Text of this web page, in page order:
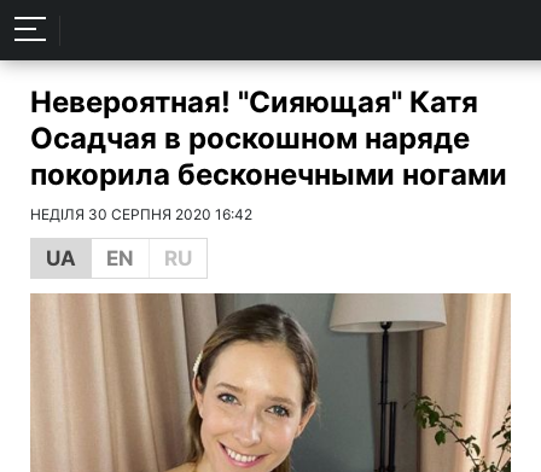
Невероятная! "Сияющая" Катя
Осадчая в роскошном наряде
покорила бесконечными ногами
НЕДІЛЯ 30 СЕРПНЯ 2020 16:42
UA EN RU